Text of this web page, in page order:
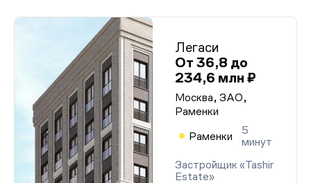
Легаси
От 36,8 до
234,6 млн ₽
Москва, ЗАО,
Раменки
Раменки
5
минут
Застройщик «Tashir
Estate»